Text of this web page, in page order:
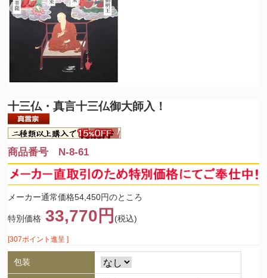
十三仏・真言十三仏御大師入！
商品番号 N-8-61
メーカー通常価格54,450円のところ
特別価格 33,770円 (税込)
[307ポイント進呈 ]
包装